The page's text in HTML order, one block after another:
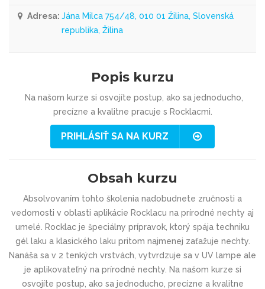
Adresa: Jána Milca 754/48, 010 01 Žilina, Slovenská
republika, Žilina
Popis kurzu
Na našom kurze si osvojíte postup, ako sa jednoducho,
precízne a kvalitne pracuje s Rocklacmi.
PRIHLÁSIŤ SA NA KURZ
Obsah kurzu
Absolvovaním tohto školenia nadobudnete zručnosti a
vedomosti v oblasti aplikácie Rocklacu na prírodné nechty aj
umelé. Rocklac je špeciálny prípravok, ktorý spája techniku
gél laku a klasického laku pritom najmenej zaťažuje nechty.
Nanáša sa v 2 tenkých vrstvách, vytvrdzuje sa v UV lampe ale
je aplikovateľný na prírodné nechty. Na našom kurze si
osvojíte postup, ako sa jednoducho, precízne a kvalitne